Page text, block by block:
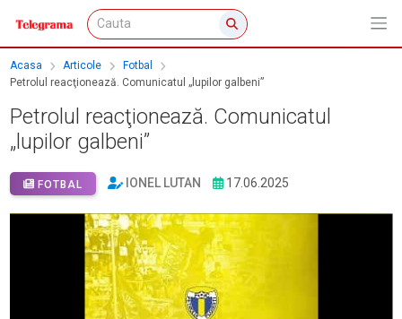
Acasa Articole
Fotbal
Petrolul reacţionează. Comunicatul „lupilor galbeni”
Petrolul reacţionează. Comunicatul
„lupilor galbeni”
FOTBAL IONEL LUTAN 17.06.2025